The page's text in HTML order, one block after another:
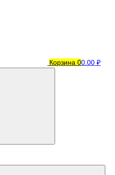
Корзина 00.00 ₽